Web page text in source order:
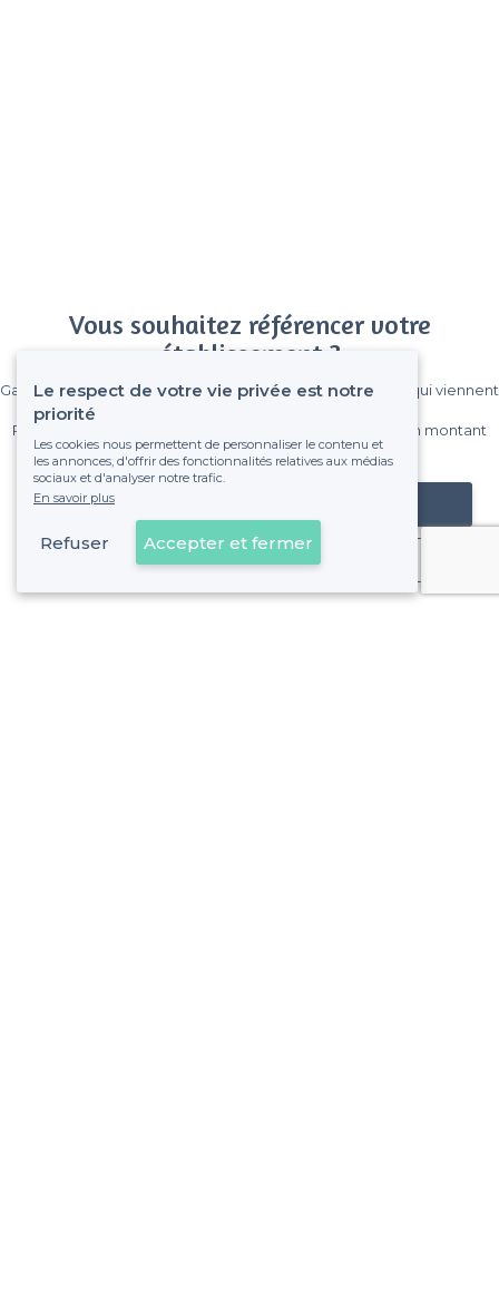
Vous souhaitez référencer votre
établissement ?
Gagnez de nombreux clients parmi le million de visiteurs qui viennent
Pas de commissions et sans engagement, vous payez un montant
fixe sans risque de voir déraper la facture.
Référencer mon établissement
Déjà client
Le respect de votre vie privée est notre
priorité
Les cookies nous permettent de personnaliser le contenu et
les annonces, d'offrir des fonctionnalités relatives aux médias
sociaux et d'analyser notre trafic.
En savoir plus
Refuser Accepter et fermer